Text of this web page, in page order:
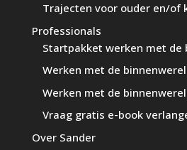
Trajecten voor ouder en/of
Professionals
Startpakket werken met de
Werken met de
Werken met de
Vraag gratis e-book
Over Sander